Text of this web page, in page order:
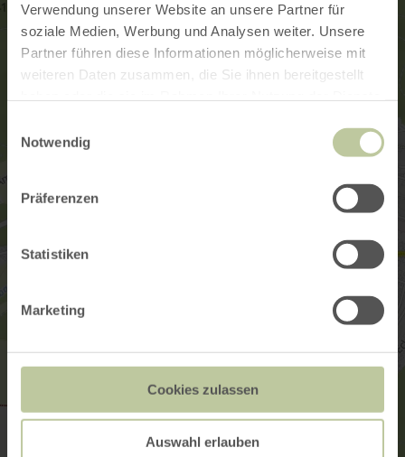
Verwendung unserer Website an unsere Partner für
soziale Medien, Werbung und Analysen weiter. Unsere
Partner führen diese Informationen möglicherweise mit
weiteren Daten zusammen, die Sie ihnen bereitgestellt
Notwendig
Präferenzen
Statistiken
Marketing
Cookies zulassen
Auswahl erlauben